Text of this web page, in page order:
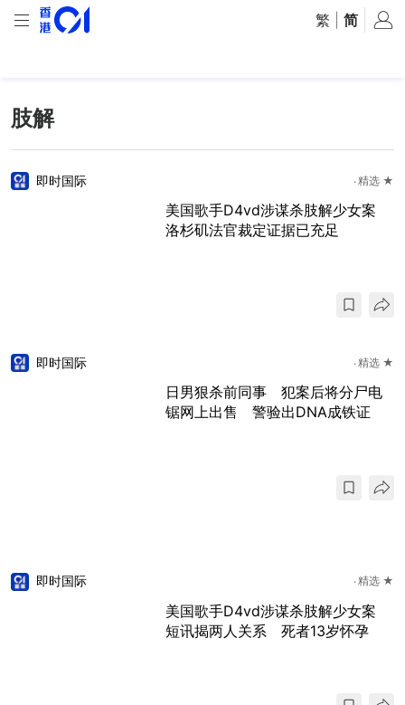
繁 简
肢解
即时国际 精选 ★
美国歌手D4vd涉谋杀肢解少女案
洛杉矶法官裁定证据已充足
即时国际 精选 ★
日男狠杀前同事 犯案后将分尸电
锯网上出售 警验出DNA成铁证
即时国际 精选 ★
美国歌手D4vd涉谋杀肢解少女案
短讯揭两人关系 死者13岁怀孕